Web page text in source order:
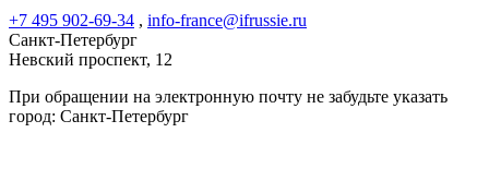
+7 495 902-69-34 , info-france@ifrussie.ru
Санкт-Петербург
Невский проспект, 12
При обращении на электронную почту не забудьте указать
город: Санкт-Петербург